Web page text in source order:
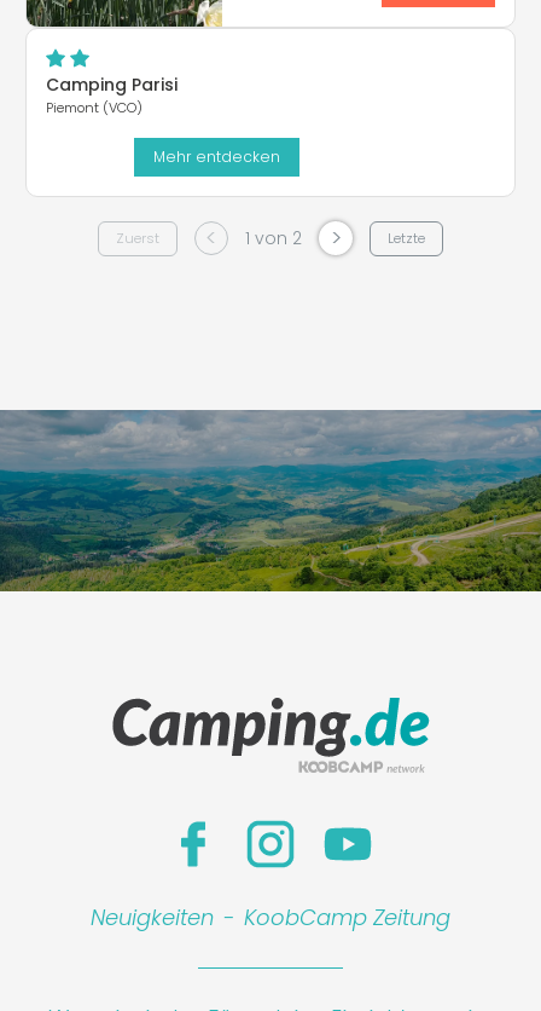
Camping Parisi
Piemont (VCO)
Mehr entdecken
Zuerst < 1 von 2 > Letzte
Neuigkeiten - KoobCamp Zeitung